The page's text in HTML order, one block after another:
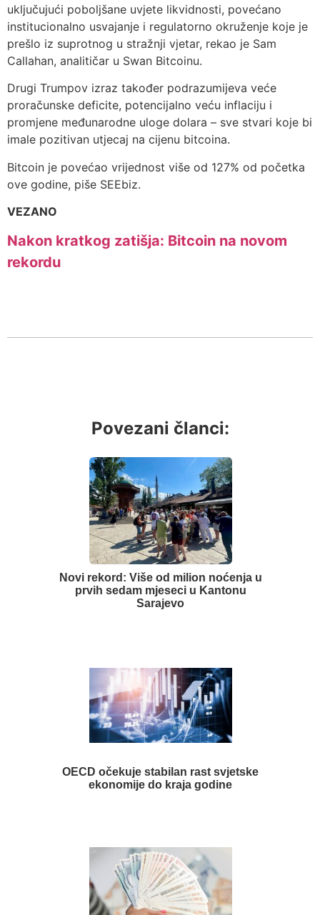
uključujući poboljšane uvjete likvidnosti, povećano
institucionalno usvajanje i regulatorno okruženje koje je
prešlo iz suprotnog u stražnji vjetar, rekao je Sam
Callahan, analitičar u Swan Bitcoinu.
Drugi Trumpov izraz također podrazumijeva veće
proračunske deficite, potencijalno veću inflaciju i
promjene međunarodne uloge dolara – sve stvari koje bi
imale pozitivan utjecaj na cijenu bitcoina.
Bitcoin je povećao vrijednost više od 127% od početka
ove godine, piše SEEbiz.
VEZANO
Nakon kratkog zatišja: Bitcoin na novom
rekordu
Povezani članci:
Novi rekord: Više od milion noćenja u
prvih sedam mjeseci u Kantonu
Sarajevo
OECD očekuje stabilan rast svjetske
ekonomije do kraja godine